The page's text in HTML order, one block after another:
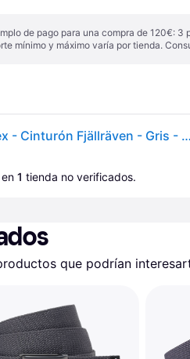
de pago para una compra de 120€:
mínimo y máximo varía por tienda.
Fjällräven Canvas Belt Grey Unisex - Cinturón Fjällräven - Gris - F77029-030-One-size - Size: One size
1 tienda no verificados.
que podrían